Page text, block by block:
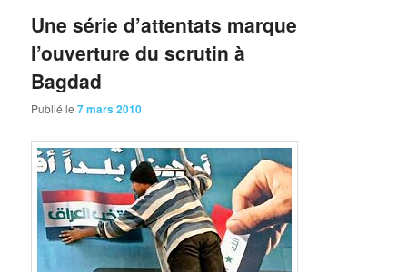
Une série d’attentats marque
l’ouverture du scrutin à
Bagdad
Publié le7 mars 2010